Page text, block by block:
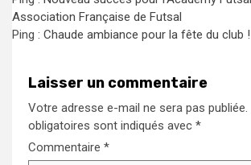
Association Française de Futsal
Ping : Chaude ambiance pour la fête du club !
Laisser un commentaire
Votre adresse e-mail ne sera pas publiée.
obligatoires sont indiqués avec *
Commentaire *